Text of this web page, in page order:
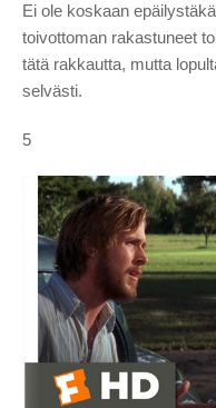
Ei ole koskaan
toivottoman rakastuneet
tätä rakkautta, mutta
selvästi.
5